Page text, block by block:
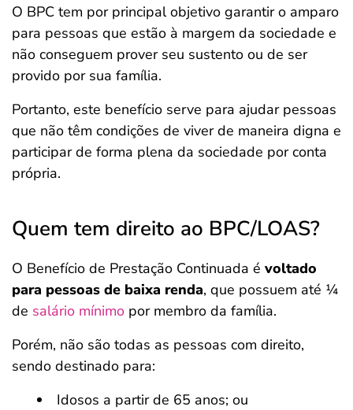
O BPC tem por principal objetivo garantir o amparo
para pessoas que estão à margem da sociedade e
não conseguem prover seu sustento ou de ser
provido por sua família.
Portanto, este benefício serve para ajudar pessoas
que não têm condições de viver de maneira digna e
participar de forma plena da sociedade por conta
própria.
Quem tem direito ao BPC/LOAS?
O Benefício de Prestação Continuada é voltado
para pessoas de baixa renda, que possuem até ¼
de salário mínimo por membro da família.
Porém, não são todas as pessoas com direito,
sendo destinado para:
Idosos a partir de 65 anos; ou